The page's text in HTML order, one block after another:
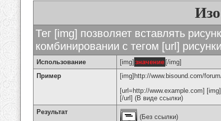
Тег [img] позволяет вставлять
комбинировании с тегом [url]
Использование [img] значение [/img]
Пример
[img]http://www.bisound.com/
[url=http://www.example.com]
[/url] (В виде ссылки)
Результат
(Без ссылки)